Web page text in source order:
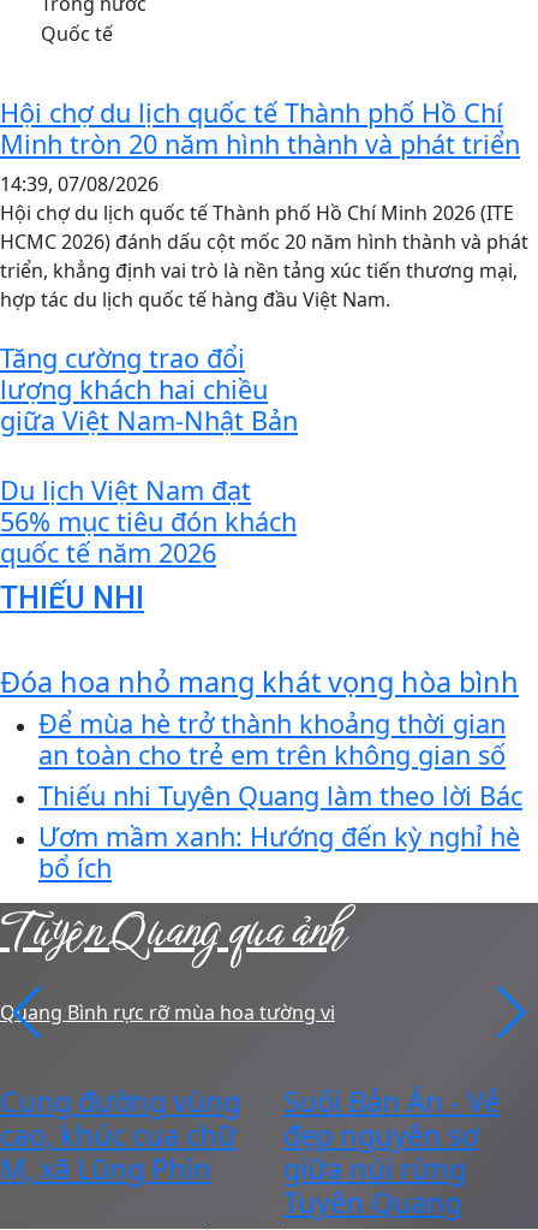
Hội chợ du lịch quốc tế Thành phố Hồ Chí
Minh tròn 20 năm hình thành và phát triển
14:39, 07/08/2026
Hội chợ du lịch quốc tế Thành phố Hồ Chí Minh 2026 (ITE
HCMC 2026) đánh dấu cột mốc 20 năm hình thành và phát
triển, khẳng định vai trò là nền tảng xúc tiến thương mại,
hợp tác du lịch quốc tế hàng đầu Việt Nam.
Tăng cường trao đổi
lượng khách hai chiều
giữa Việt Nam-Nhật Bản
Du lịch Việt Nam đạt
56% mục tiêu đón khách
quốc tế năm 2026
THIẾU NHI
Đóa hoa nhỏ mang khát vọng hòa bình
Để mùa hè trở thành khoảng thời gian
an toàn cho trẻ em trên không gian số
Thiếu nhi Tuyên Quang làm theo lời Bác
Ươm mầm xanh: Hướng đến kỳ nghỉ hè
bổ ích
Tuyên Quang qua ảnh
Quang Bình rực rỡ mùa hoa tường vi
Cung đường vùng
cao, khúc cua chữ
M, xã Lũng Phìn
Suối Bản Án - Vẻ
đẹp nguyên sơ
giữa núi rừng
Tuyên Quang